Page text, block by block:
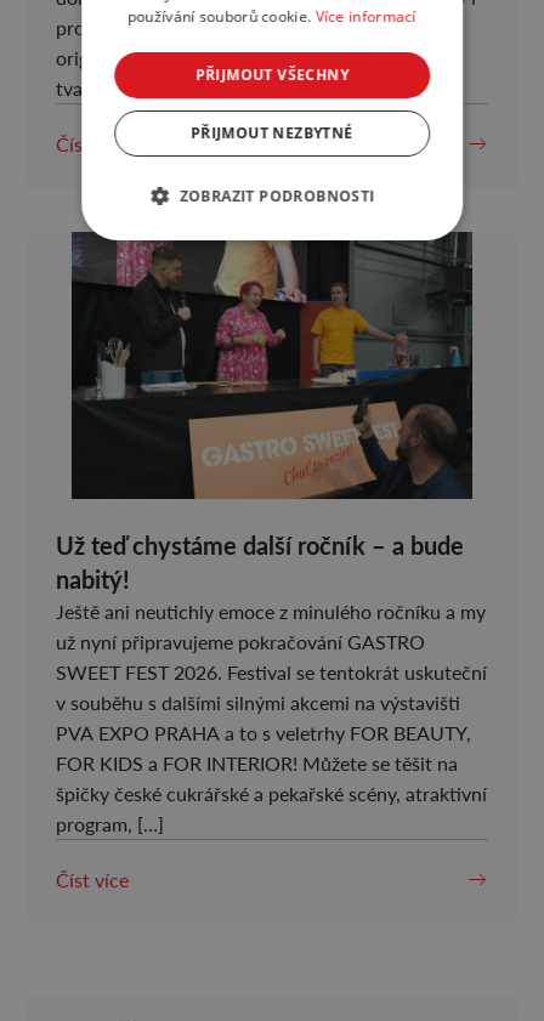
profesionálním cukrářům. Soutěžící vytvoří
originální umělecký dort z makety libovolného
tvaru, […]
Číst více
Už teď chystáme další ročník – a bude
nabitý!
Ještě ani neutichly emoce z minulého ročníku a my
už nyní připravujeme pokračování GASTRO
SWEET FEST 2026. Festival se tentokrát uskuteční
v souběhu s dalšími silnými akcemi na výstavišti
PVA EXPO PRAHA a to s veletrhy FOR BEAUTY,
FOR KIDS a FOR INTERIOR! Můžete se těšit na
špičky české cukrářské a pekařské scény, atraktivní
program, […]
Číst více
používání souborů cookie. Více informací
PŘIJMOUT VŠECHNY
PŘIJMOUT NEZBYTNÉ
ZOBRAZIT PODROBNOSTI